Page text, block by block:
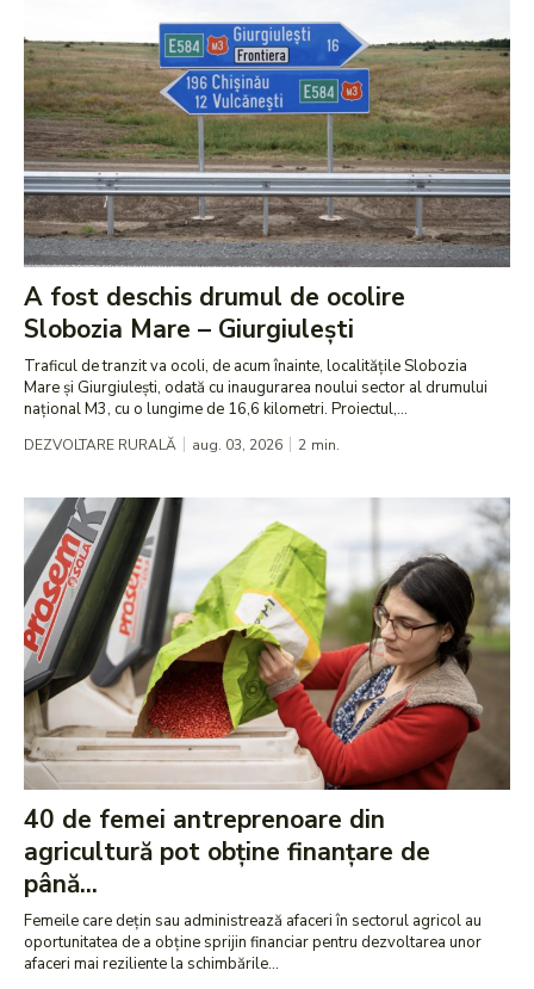
A fost deschis drumul de ocolire
Slobozia Mare – Giurgiulești
Traficul de tranzit va ocoli, de acum înainte, localitățile Slobozia
Mare și Giurgiulești, odată cu inaugurarea noului sector al drumului
național M3, cu o lungime de 16,6 kilometri. Proiectul,...
DEZVOLTARE RURALĂ aug. 03, 2026 2 min.
40 de femei antreprenoare din
agricultură pot obține finanțare de
până...
Femeile care dețin sau administrează afaceri în sectorul agricol au
oportunitatea de a obține sprijin financiar pentru dezvoltarea unor
afaceri mai reziliente la schimbările...